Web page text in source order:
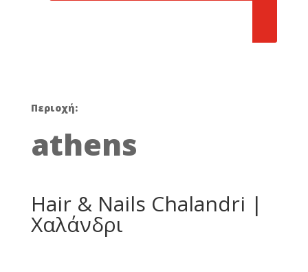
Περιοχή:
athens
Hair & Nails Chalandri |
Χαλάνδρι